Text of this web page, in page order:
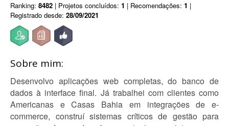
Ranking: 8482 | Projetos concluídos: 1 | Recomendações: 1 |
Registrado desde: 28/09/2021
Sobre mim:
Desenvolvo aplicações web completas, do banco de
dados à interface final. Já trabalhei com clientes como
Americanas e Casas Bahia em integrações de e-
commerce, construí sistemas críticos de gestão para